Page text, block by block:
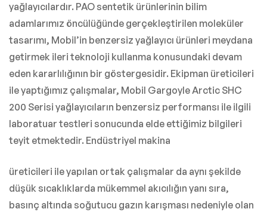
yağlayıcılardır. PAO sentetik ürünlerinin bilim
adamlarımız öncülüğünde gerçekleştirilen moleküler
tasarımı, Mobil’in benzersiz yağlayıcı ürünleri meydana
getirmek ileri teknoloji kullanma konusundaki devam
eden kararlılığının bir göstergesidir. Ekipman üreticileri
ile yaptığımız çalışmalar, Mobil Gargoyle Arctic SHC
200 Serisi yağlayıcıların benzersiz performansı ile ilgili
laboratuar testleri sonucunda elde ettiğimiz bilgileri
teyit etmektedir. Endüstriyel makina
üreticileri ile yapılan ortak çalışmalar da aynı şekilde
düşük sıcaklıklarda mükemmel akıcılığın yanı sıra,
basınç altında soğutucu gazın karışması nedeniyle olan